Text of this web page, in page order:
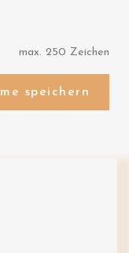
max. 250 Zeichen
speichern